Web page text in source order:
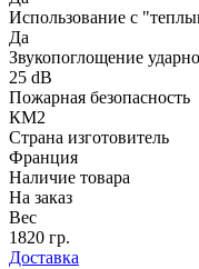
Использование с
Да
Звукопоглощение
25 dB
Пожарная безопасность
КМ2
Страна изготовитель
Франция
Наличие товара
На заказ
Вес
1820 гр.
Доставка